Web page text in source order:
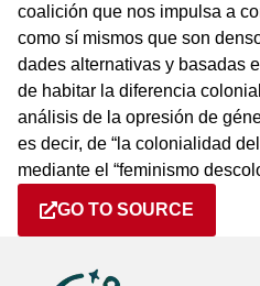
coalición que nos impulsa a
como sí mismos que son
dades alternativas y basadas
de habitar la diferencia
análisis de la opresión de
es decir, de “la colonialidad
mediante el “feminismo
GO TO SOURCE